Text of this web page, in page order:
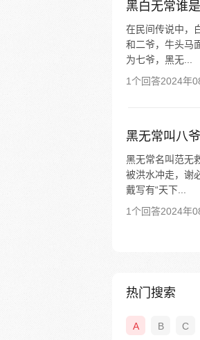
黑白无常谁
在民间传说中，
和二爷，牛头马
为七爷，黑无...
1个回答2024年
黑无常叫八爷
黑无常名叫范无
被洪水冲走，谢
戴写有“天下...
1个回答2024年
热门搜索
A B C